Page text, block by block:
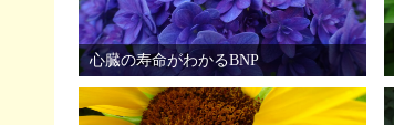
心臓の寿命がわかるBNP